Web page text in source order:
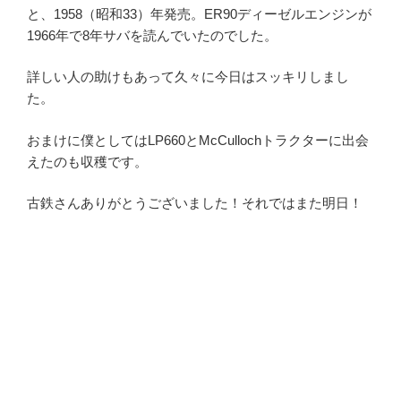
と、1958（昭和33）年発売。ER90ディーゼルエンジンが
1966年で8年サバを読んでいたのでした。
詳しい人の助けもあって久々に今日はスッキリしまし
た。
おまけに僕としてはLP660とMcCullochトラクターに出会
えたのも収穫です。
古鉄さんありがとうございました！それではまた明日！